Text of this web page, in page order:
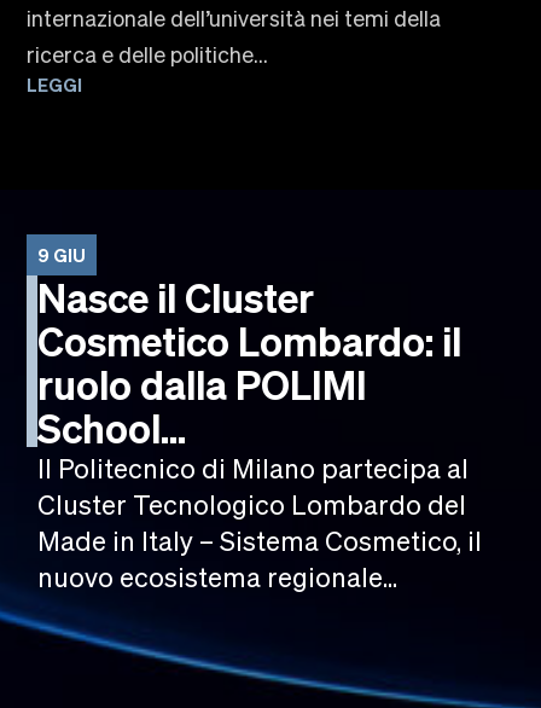
internazionale dell’università nei temi della
ricerca e delle politiche...
LEGGI
9 GIU
Nasce il Cluster
Cosmetico Lombardo: il
ruolo dalla POLIMI
School...
Il Politecnico di Milano partecipa al
Cluster Tecnologico Lombardo del
Made in Italy – Sistema Cosmetico, il
nuovo ecosistema regionale...